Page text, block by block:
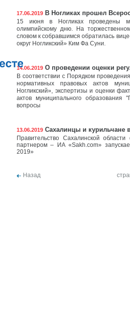
17.06.2019 В Ногликах прошел
15 июня в Ногликах проведены
олимпийскому дню. На
словом к собравшимся обратилась
округ Ногликский» Ким Фа Суни.
14.06.2019 О проведении оценки
В соответствии с Порядком
нормативных правовых актов
Ногликский», экспертизы и оценки
актов муниципального образования
вопросы
13.06.2019 Сахалинцы и курильчане
Правительство Сахалинской
партнером – ИА «Sakh.com»
2019»
Назад